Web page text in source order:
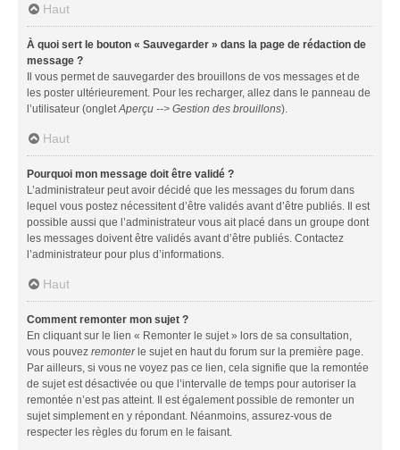
Haut
À quoi sert le bouton « Sauvegarder » dans la page de rédaction de
message ?
Il vous permet de sauvegarder des brouillons de vos messages et de
les poster ultérieurement. Pour les recharger, allez dans le panneau de
l’utilisateur (onglet Aperçu --> Gestion des brouillons).
Haut
Pourquoi mon message doit être validé ?
L’administrateur peut avoir décidé que les messages du forum dans
lequel vous postez nécessitent d’être validés avant d’être publiés. Il est
possible aussi que l’administrateur vous ait placé dans un groupe dont
les messages doivent être validés avant d’être publiés. Contactez
l’administrateur pour plus d’informations.
Haut
Comment remonter mon sujet ?
En cliquant sur le lien « Remonter le sujet » lors de sa consultation,
vous pouvez remonterle sujet en haut du forum sur la première page.
Par ailleurs, si vous ne voyez pas ce lien, cela signifie que la remontée
de sujet est désactivée ou que l’intervalle de temps pour autoriser la
remontée n’est pas atteint. Il est également possible de remonter un
sujet simplement en y répondant. Néanmoins, assurez-vous de
respecter les règles du forum en le faisant.